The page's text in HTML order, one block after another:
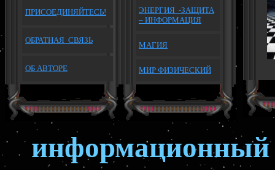
ПРИСОЕДИНЯЙТЕСЬ!
ОБРАТНАЯ СВЯЗЬ
ОБ АВТОРЕ
ЭНЕРГИЯ -ЗАЩИТА
– ИНФОРМАЦИЯ
МАГИЯ
МИР ФИЗИЧЕСКИЙ
информационный